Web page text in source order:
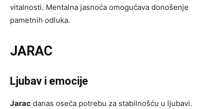
vitalnosti. Mentalna jasnoća omogućava donošenje
pametnih odluka.
JARAC
Ljubav i emocije
Jarac danas oseća potrebu za stabilnošću u ljubavi.